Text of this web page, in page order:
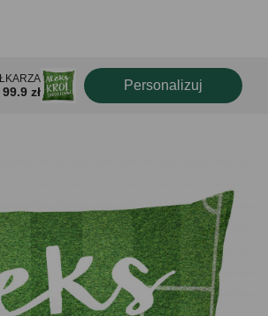
99.9 zł Personalizuj